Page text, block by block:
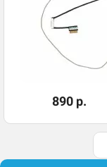
890 р.